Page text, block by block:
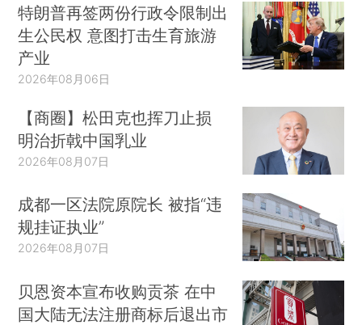
特朗普再签两份行政令限制出
生公民权 意图打击生育旅游
产业
2026年08月06日
【商圈】松田克也挥刀止损
明治折戟中国乳业
2026年08月07日
成都一区法院原院长 被指“违
规挂证执业”
2026年08月07日
贝恩资本宣布收购贡茶 在中
国大陆无法注册商标后退出市